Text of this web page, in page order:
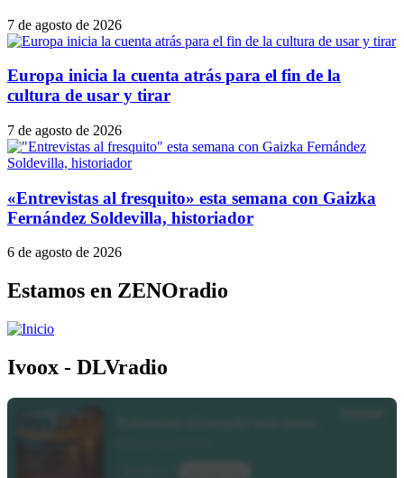
7 de agosto de 2026
Europa inicia la cuenta atrás para el fin de la
cultura de usar y tirar
7 de agosto de 2026
«Entrevistas al fresquito» esta semana con Gaizka
Fernández Soldevilla, historiador
6 de agosto de 2026
Estamos en ZENOradio
Ivoox - DLVradio